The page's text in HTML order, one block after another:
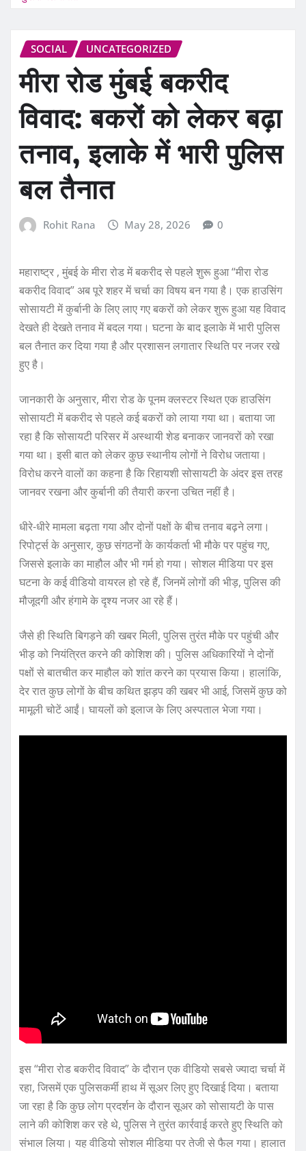
SOCIAL UNCATEGORIZED
मीरा रोड मुंबई बकरीद
विवाद: बकरों को लेकर बढ़ा
तनाव, इलाके में भारी पुलिस
बल तैनात
Rohit Rana May 28, 2026 0
महाराष्ट्र , मुंबई के मीरा रोड में बकरीद से पहले शुरू हुआ “मीरा रोड
बकरीद विवाद” अब पूरे शहर में चर्चा का विषय बन गया है। एक हाउसिंग
सोसायटी में कुर्बानी के लिए लाए गए बकरों को लेकर शुरू हुआ यह विवाद
देखते ही देखते तनाव में बदल गया। घटना के बाद इलाके में भारी पुलिस
बल तैनात कर दिया गया है और प्रशासन लगातार स्थिति पर नजर रखे
हुए है।
जानकारी के अनुसार, मीरा रोड के पूनम क्लस्टर स्थित एक हाउसिंग
सोसायटी में बकरीद से पहले कई बकरों को लाया गया था। बताया जा
रहा है कि सोसायटी परिसर में अस्थायी शेड बनाकर जानवरों को रखा
गया था। इसी बात को लेकर कुछ स्थानीय लोगों ने विरोध जताया।
विरोध करने वालों का कहना है कि रिहायशी सोसायटी के अंदर इस तरह
जानवर रखना और कुर्बानी की तैयारी करना उचित नहीं है।
धीरे-धीरे मामला बढ़ता गया और दोनों पक्षों के बीच तनाव बढ़ने लगा।
रिपोर्ट्स के अनुसार, कुछ संगठनों के कार्यकर्ता भी मौके पर पहुंच गए,
जिससे इलाके का माहौल और भी गर्म हो गया। सोशल मीडिया पर इस
घटना के कई वीडियो वायरल हो रहे हैं, जिनमें लोगों की भीड़, पुलिस की
मौजूदगी और हंगामे के दृश्य नजर आ रहे हैं।
जैसे ही स्थिति बिगड़ने की खबर मिली, पुलिस तुरंत मौके पर पहुंची और
भीड़ को नियंत्रित करने की कोशिश की। पुलिस अधिकारियों ने दोनों
पक्षों से बातचीत कर माहौल को शांत करने का प्रयास किया। हालांकि,
देर रात कुछ लोगों के बीच कथित झड़प की खबर भी आई, जिसमें कुछ को
मामूली चोटें आईं। घायलों को इलाज के लिए अस्पताल भेजा गया।
इस “मीरा रोड बकरीद विवाद” के दौरान एक वीडियो सबसे ज्यादा चर्चा में
रहा, जिसमें एक पुलिसकर्मी हाथ में सूअर लिए हुए दिखाई दिया। बताया
जा रहा है कि कुछ लोग प्रदर्शन के दौरान सूअर को सोसायटी के पास
लाने की कोशिश कर रहे थे, पुलिस ने तुरंत कार्रवाई करते हुए स्थिति को
संभाल लिया। यह वीडियो सोशल मीडिया पर तेजी से फैल गया। हालात